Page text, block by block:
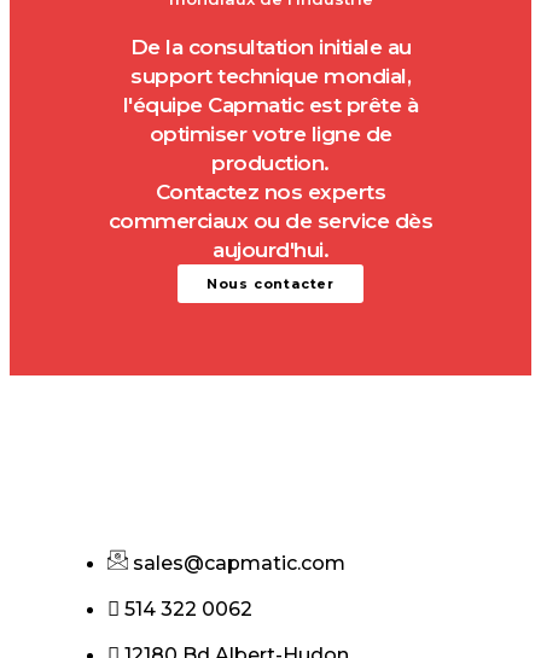
De la consultation initiale au
support technique mondial,
l'équipe Capmatic est prête à
optimiser votre ligne de
production.
Contactez nos experts
commerciaux ou de service dès
aujourd'hui.
Nous contacter
sales@capmatic.com
514 322 0062